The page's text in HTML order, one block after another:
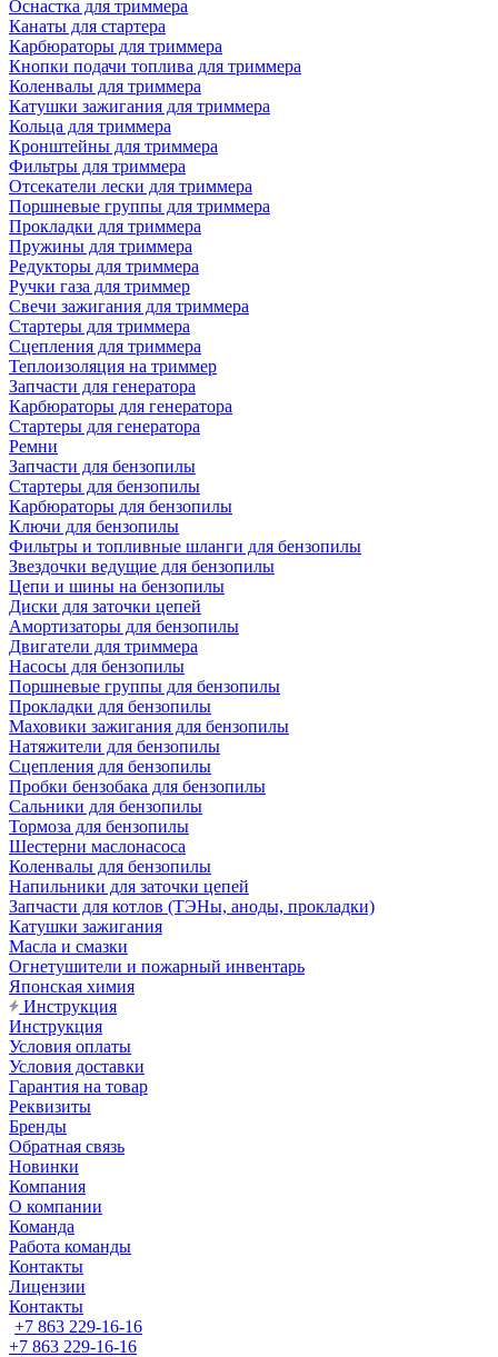
Оснастка для триммера
Канаты для стартера
Карбюраторы для триммера
Кнопки подачи топлива для триммера
Коленвалы для триммера
Катушки зажигания для триммера
Кольца для триммера
Кронштейны для триммера
Фильтры для триммера
Отсекатели лески для триммера
Поршневые группы для триммера
Прокладки для триммера
Пружины для триммера
Редукторы для триммера
Ручки газа для триммер
Свечи зажигания для триммера
Стартеры для триммера
Сцепления для триммера
Теплоизоляция на триммер
Запчасти для генератора
Карбюраторы для генератора
Стартеры для генератора
Ремни
Запчасти для бензопилы
Стартеры для бензопилы
Карбюраторы для бензопилы
Ключи для бензопилы
Фильтры и топливные шланги для бензопилы
Звездочки ведущие для бензопилы
Цепи и шины на бензопилы
Диски для заточки цепей
Амортизаторы для бензопилы
Двигатели для триммера
Насосы для бензопилы
Поршневые группы для бензопилы
Прокладки для бензопилы
Маховики зажигания для бензопилы
Натяжители для бензопилы
Сцепления для бензопилы
Пробки бензобака для бензопилы
Сальники для бензопилы
Тормоза для бензопилы
Шестерни маслонасоса
Коленвалы для бензопилы
Напильники для заточки цепей
Запчасти для котлов (ТЭНы, аноды, прокладки)
Катушки зажигания
Масла и смазки
Огнетушители и пожарный инвентарь
Японская химия
Инструкция
Инструкция
Условия оплаты
Условия доставки
Гарантия на товар
Реквизиты
Бренды
Обратная связь
Новинки
Компания
О компании
Команда
Работа команды
Контакты
Лицензии
Контакты
+7 863 229-16-16
+7 863 229-16-16